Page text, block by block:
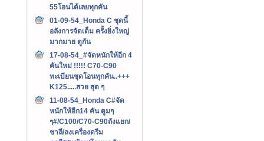
55โอนได้เลยทุกคัน
01-09-54_Honda C ชุดนี้
อลังการจัดเต็ม ครั้งยิ่งใหญ่
มากมาย ดูกัน
17-08-54_#จัดหนักให้อีก 4
คันใหม่ !!!!! C70-C90
ทะเบียนชุดโอนทุกคัน..+++‏
K125.....สวย สุด ๆ
11-08-54_Honda C#จัด
หนักให้อีก14 คัน ตูมๆ
ๆ#/C100/C70-C90ถังแยก/
ชาลี/ลงเครื่องดรีม